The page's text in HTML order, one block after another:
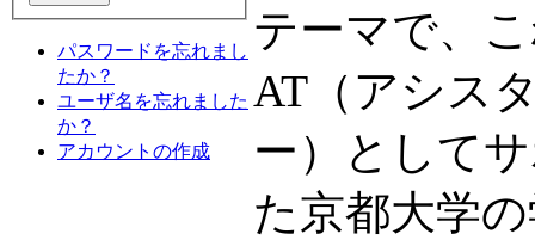
パスワードを忘れまし
たか？
ユーザ名を忘れました
か？
アカウントの作成
テーマで、
AT（アシス
ー）として
た京都大学